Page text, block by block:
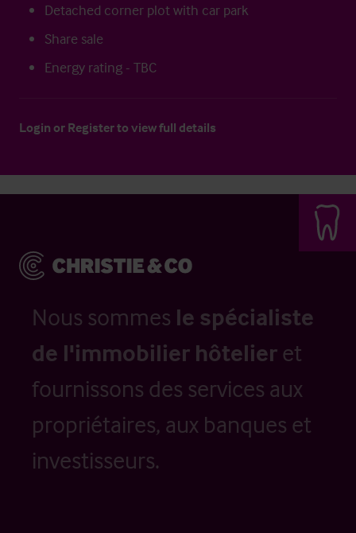
Detached corner plot with car park
Share sale
Energy rating - TBC
Login or Registerto view full details
Nous sommes le spécialiste
de l'immobilier hôtelier et
fournissons des services aux
propriétaires, aux banques et
investisseurs.